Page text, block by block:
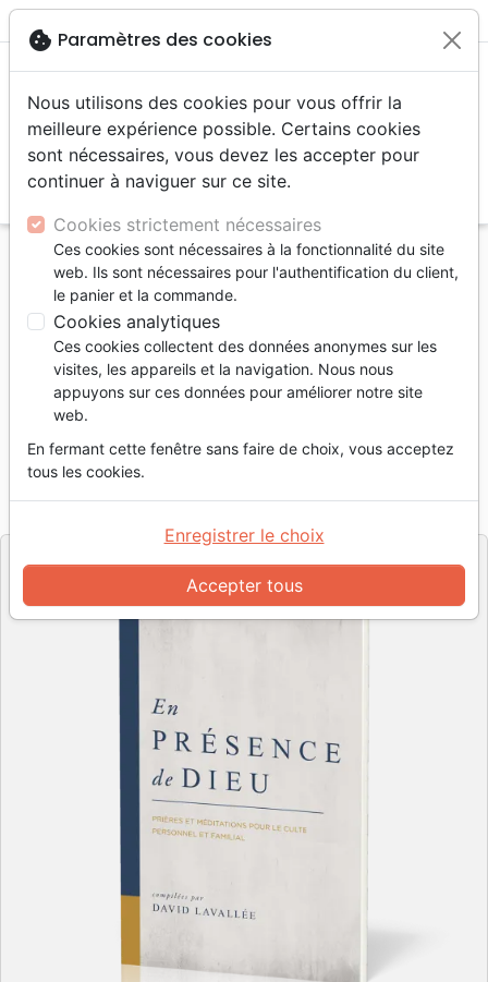
menu
Accueil Livres
Edification
En présence de Dieu - Prières et méditations pour
le culte personnel et familial
En présence de Dieu
Prières et méditations pour le culte
personnel et familial
David Lavallée
cookie Paramètres des cookies
Nous utilisons des cookies pour vous offrir la
meilleure expérience possible. Certains cookies
sont nécessaires, vous devez les accepter pour
continuer à naviguer sur ce site.
Cookies strictement nécessaires
Ces cookies sont nécessaires à la fonctionnalité du site
web. Ils sont nécessaires pour l'authentification du client,
le panier et la commande.
Cookies analytiques
Ces cookies collectent des données anonymes sur les
visites, les appareils et la navigation. Nous nous
appuyons sur ces données pour améliorer notre site
web.
En fermant cette fenêtre sans faire de choix, vous acceptez
tous les cookies.
Accepter tous
Enregistrer le choix